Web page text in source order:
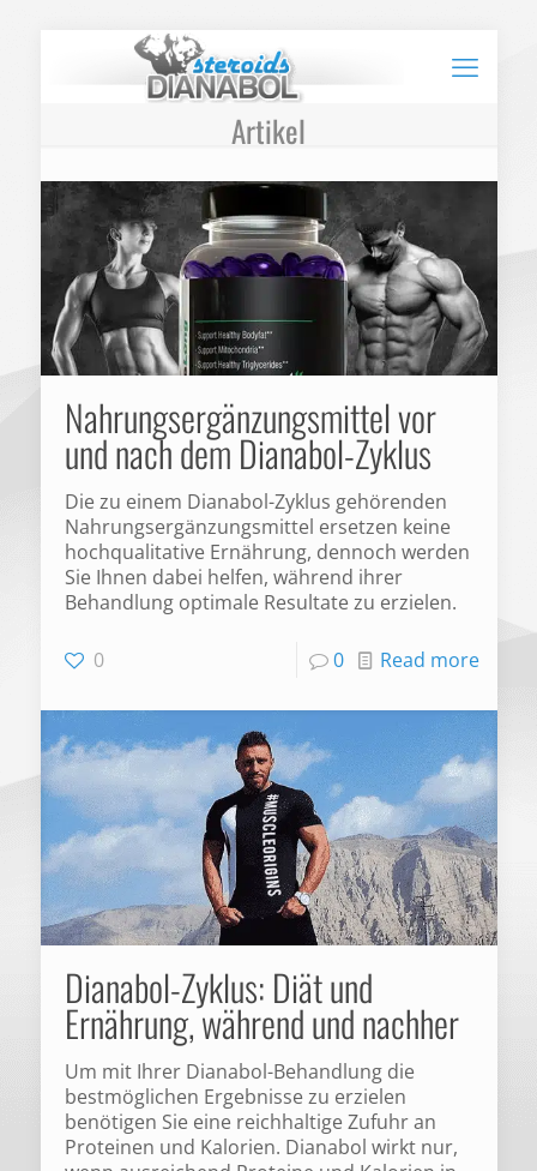
Artikel
Nahrungsergänzungsmittel vor
und nach dem Dianabol-Zyklus
Die zu einem Dianabol-Zyklus gehörenden
Nahrungsergänzungsmittel ersetzen keine
hochqualitative Ernährung, dennoch werden
Sie Ihnen dabei helfen, während ihrer
Behandlung optimale Resultate zu erzielen.
0 0 Read more
Dianabol-Zyklus: Diät und
Ernährung, während und nachher
Um mit Ihrer Dianabol-Behandlung die
bestmöglichen Ergebnisse zu erzielen
benötigen Sie eine reichhaltige Zufuhr an
Proteinen und Kalorien. Dianabol wirkt nur,